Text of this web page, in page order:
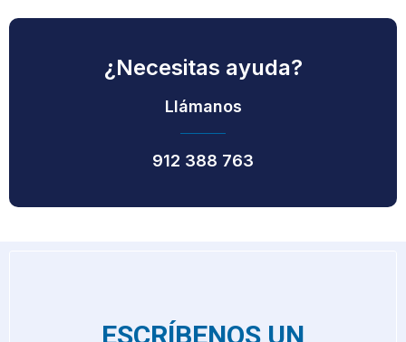
¿Necesitas ayuda?
Llámanos
912 388 763